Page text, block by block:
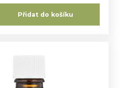
Přidat do košíku